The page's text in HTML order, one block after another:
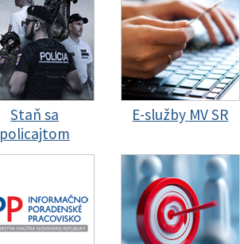
Staň sa
policajtom
E-služby MV SR